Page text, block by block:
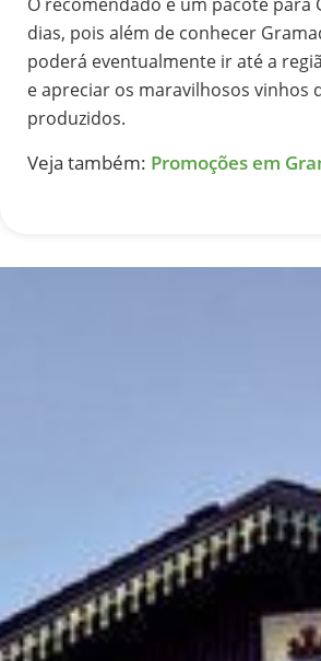
dias, pois além de conhecer
poderá eventualmente ir até a
e apreciar os maravilhosos vinhos
produzidos.
Veja também: Promoções em